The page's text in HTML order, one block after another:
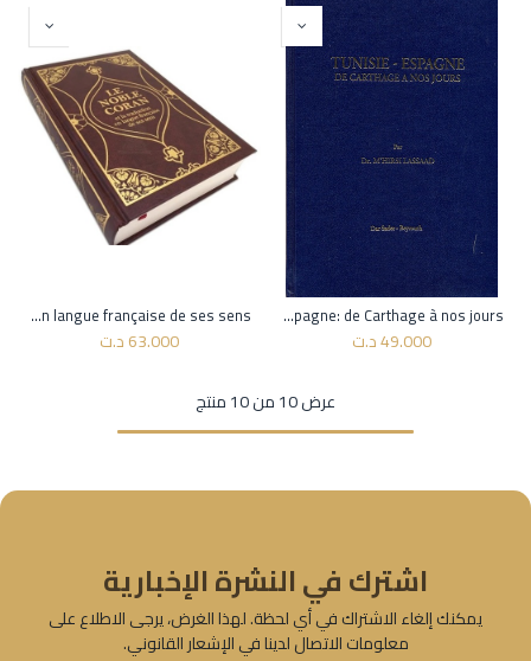
Tunisie - Espagne: de Carthage à nos jours
49.000د.ت
Le Noble Coran : et la traduction en langue française de ses sens
63.000د.ت
عرض 10 من 10 منتج
اشترك في النشرة الإخبارية
يمكنك إلغاء الاشتراك في أي لحظة. لهذا الغرض، يرجى الاطلاع على
معلومات الاتصال لدينا في الإشعار القانوني.